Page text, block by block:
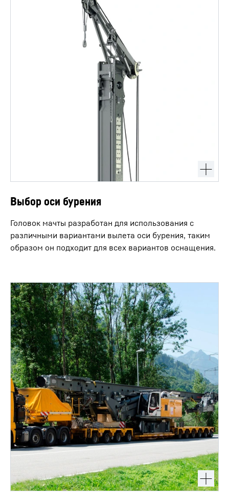
Выбор оси бурения
Головок мачты разработан для использования с
различными вариантами вылета оси бурения, таким
образом он подходит для всех вариантов оснащения.